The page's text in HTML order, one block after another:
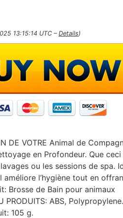
13:15:14 UTC – Details)
DE VOTRE Animal de
en Profondeur. Que
ou les sessions de spa.
améliore l’hygiène tout en
Brosse de Bain pour animaux
PRODUITS: ABS, Polypropylene.
105 g.